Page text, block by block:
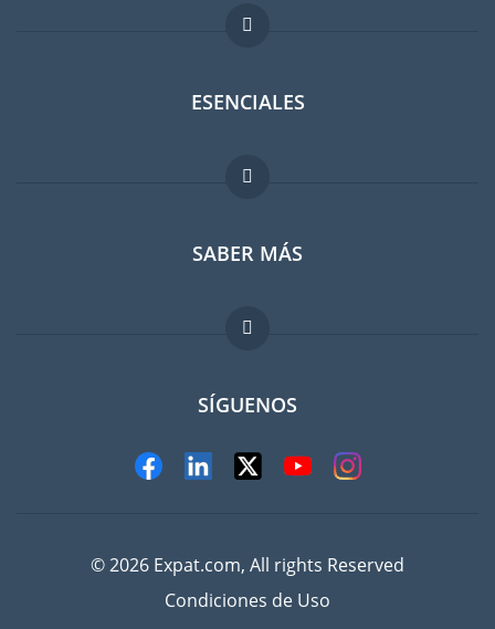
ESENCIALES
Foro para expatriados
Guia para expatriados
Trabajos en el extranjero
SABER MÁS
FAQ
SÍGUENOS
© 2026 Expat.com, All rights Reserved
Condiciones de Uso